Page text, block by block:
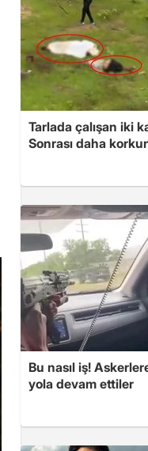
Tarlada çalışan iki
Sonrası daha
Bu nasıl iş!
yola devam ettiler